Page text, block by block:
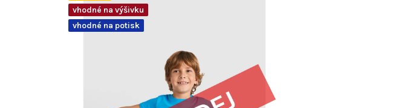
vhodné na výšivku
vhodné na potisk